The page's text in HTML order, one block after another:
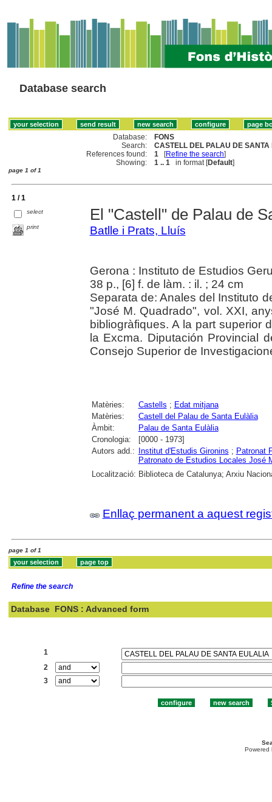
Database search
Database:
FONS
Search:
CASTELL DEL PALAU DE
References found:
1 [Refine the search]
Showing:
1 .. 1 in format [Default]
page 1 of 1
1 / 1
select
print
El "Castell" de Palau de
Batlle i Prats, Lluís
Gerona : Instituto de Estudios
38 p., [6] f. de làm. : il. ; 24 cm
Separata de: Anales del Instituto
"José M. Quadrado", vol. XXI,
bibliogràfiques. A la part superior
la Excma. Diputación Provincial
Consejo Superior de
Matèries: Castells ; Edat mitjana
Matèries:
Castell del Palau de Santa Eulàlia
Àmbit:
Palau de Santa Eulàlia
Cronologia:
[0000 - 1973]
Autors add.:
Institut d'Estudis Gironins ; Patronat
Patronato de Estudios Locales José
Localització: Biblioteca de Catalunya; Arxiu
Enllaç permanent a aquest
page 1 of 1
Refine the search
Database FONS : Advanced form
1
2
3